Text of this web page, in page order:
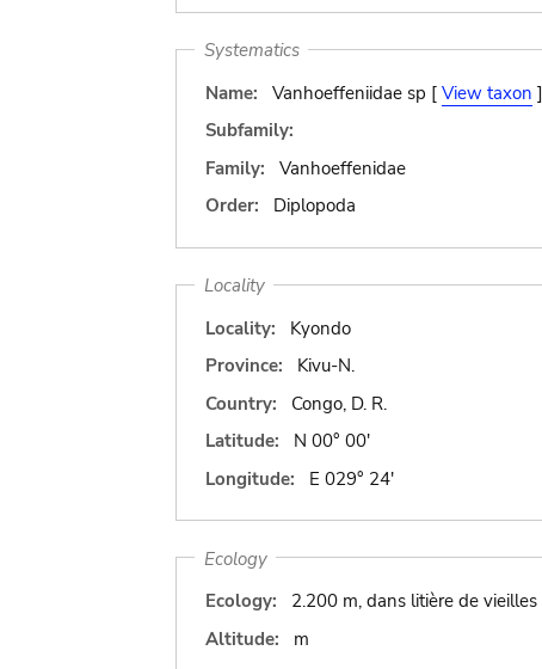
Systematics
Name:
Vanhoeffeniidae sp [ View taxon ]
Subfamily:
Family:
Vanhoeffenidae
Order:
Diplopoda
Locality
Locality:
Kyondo
Province:
Kivu-N.
Country:
Congo, D. R.
Latitude:
N 00° 00'
Longitude:
E 029° 24'
Ecology
Ecology:
2.200 m, dans litière de
Altitude:
m